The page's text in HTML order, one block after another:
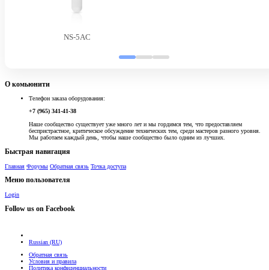
NS-5AC
О комьюнити
Телефон заказа оборудования:
+7 (965) 341-41-38
Наше сообщество существует уже много лет и мы гордимся тем, что предоставляем
беспристрастное, критическое обсуждение технических тем, среди мастеров разного уровня.
Мы работаем каждый день, чтобы наше сообщество было одним из лучших.
Быстрая навигация
Главная Форумы Обратная связь Точка доступа
Меню пользователя
Login
Follow us on Facebook
Russian (RU)
Обратная связь
Условия и правила
Политика конфиденциальности